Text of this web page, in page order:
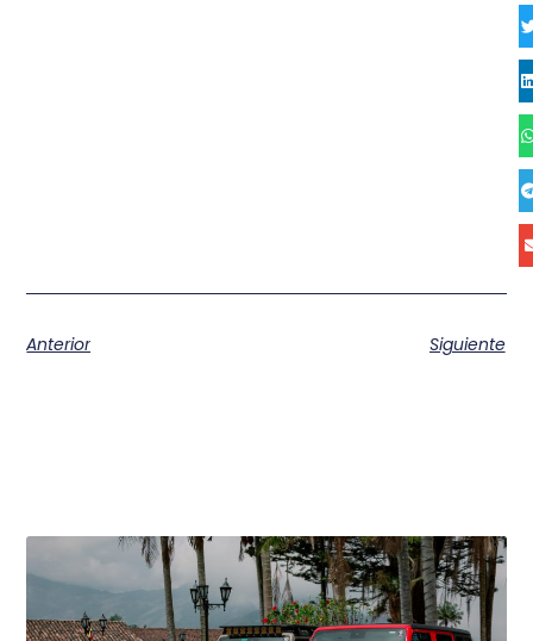
Anterior Siguiente